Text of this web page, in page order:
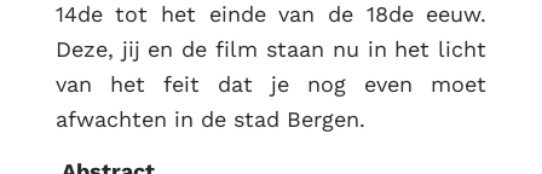
14de tot het einde van de 18de eeuw.
Deze, jij en de film staan nu in het licht
van het feit dat je nog even moet
afwachten in de stad Bergen.